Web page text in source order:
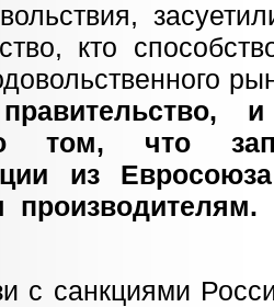
кто
о том, что
из
с санкциями